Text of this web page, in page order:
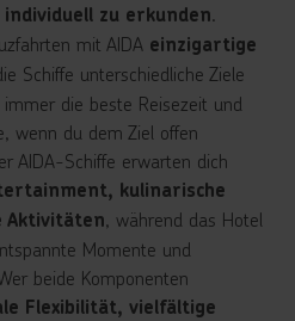
individuell zu erkunden.
mit AIDA einzigartige
Schiffe unterschiedliche Ziele
die beste Reisezeit und
wenn du dem Ziel offen
AIDA-Schiffe erwarten dich
kulinarische
Aktivitäten, während das Hotel
Momente und
beide Komponenten
Flexibilität, vielfältige